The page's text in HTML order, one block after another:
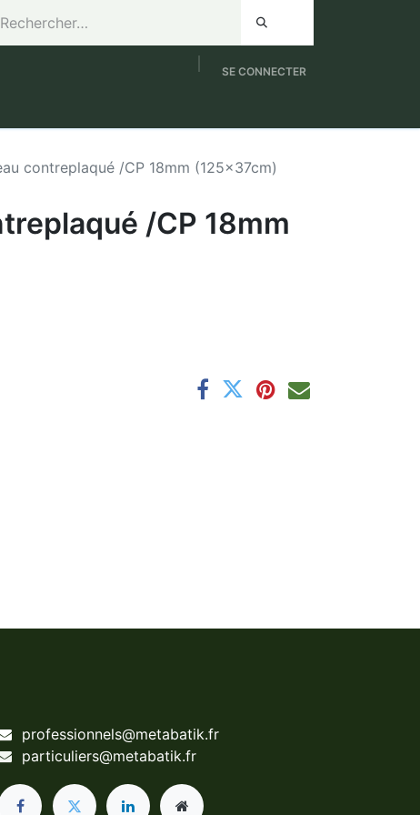
SE CONNECTER
contreplaqué /CP 18mm (125x37cm)
/CP 18mm
professionnels@metabatik.fr
particuliers@metabatik.fr